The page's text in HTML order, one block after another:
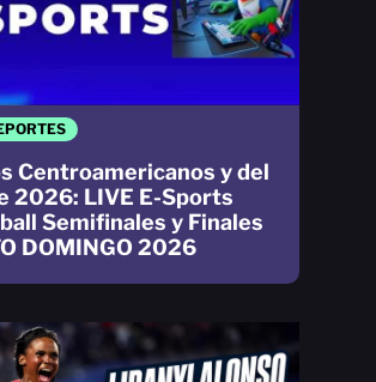
Centroamericanos y del
2026: LIVE E-Sports
Semifinales y Finales
DOMINGO 2026